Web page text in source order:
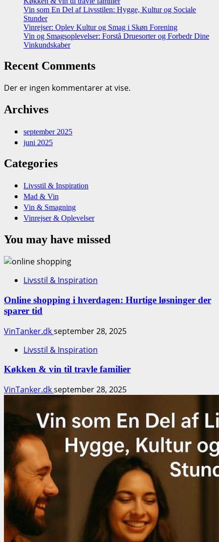
Vin som En Del af Livsstilen: Hygge, Kultur og Sociale
Stunder
Vinrejser: Oplev Kultur og Smag i Skøn Forening
Vin og Smagsoplevelser: Forstå Druesorter og Forbedr Dine
Vinkundskaber
Recent Comments
Der er ingen kommentarer at vise.
Archives
september 2025
juni 2025
Categories
Livsstil & Inspiration
Mad & Vin
Vin & Smagning
Vinrejser & Oplevelser
You may have missed
Livsstil & Inspiration
Online shopping i hverdagen: Hurtige løsninger der
sparer tid
VinTanker.dkseptember 28, 2025
Livsstil & Inspiration
Køkken & vin til travle familier
VinTanker.dkseptember 28, 2025